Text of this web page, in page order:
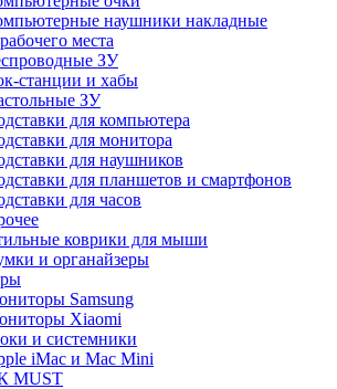
наушники накладные
места
ЗУ
станции и хабы
ЗУ
для компьютера
для монитора
для наушников
для планшетов и смартфонов
для часов
коврики для мыши
и органайзеры
Samsung
Xiaomi
и системники
iMac и Mac Mini
MUST